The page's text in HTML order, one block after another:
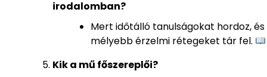
irodalomban?
Mert időtálló tanulságokat hordoz, és
mélyebb érzelmi rétegeket tár fel.
Kik a mű főszereplői?